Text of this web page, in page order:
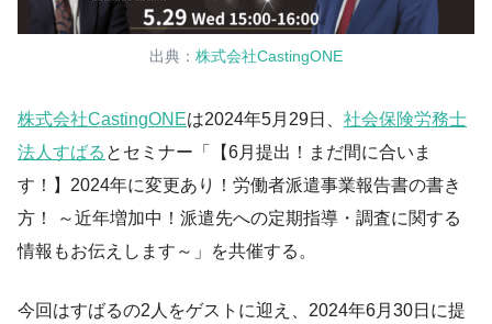
出典： 株式会社CastingONE
株式会社CastingONEは2024年5月29日、 社会保険労務士
法人すばる とセミナー「【6月提出！まだ間に合いま
す！】2024年に変更あり！労働者派遣事業報告書の書き
方！ ～近年増加中！派遣先への定期指導・調査に関する
情報もお伝えします～」を共催する。
今回はすばるの2人をゲストに迎え、2024年6月30日に提